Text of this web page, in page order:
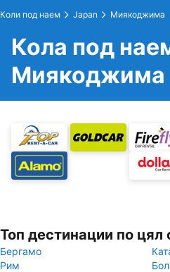
Коли под наем Japan Миякоджима
Кола под
Миякоджима
Топ дестинации по цял
Бергамо
Рим